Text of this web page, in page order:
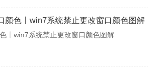
颜色丨win7系统禁止更改窗口颜色图解
丨win7系统禁止更改窗口颜色图解